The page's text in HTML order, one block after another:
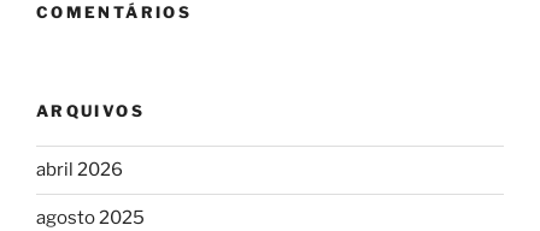
COMENTÁRIOS
ARQUIVOS
abril 2026
agosto 2025